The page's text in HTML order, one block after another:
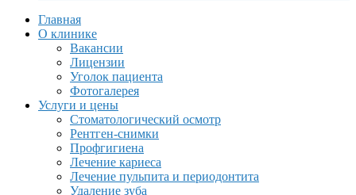
Главная
О клинике
Вакансии
Лицензии
Уголок пациента
Фотогалерея
Услуги и цены
Стоматологический осмотр
Рентген-снимки
Профгигиена
Лечение кариеса
Лечение пульпита и периодонтита
Удаление зуба